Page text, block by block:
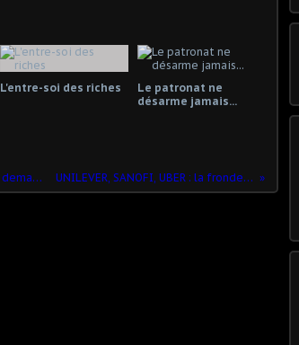
L'entre-soi des riches
Le patronat ne
désarme jamais...
Macron saison 2: si vous votez pour mes députés, demain, promis, on rase gratis. Exemple: UNILEVER, SANOFI, UBER : la fronde anti véhicules essence